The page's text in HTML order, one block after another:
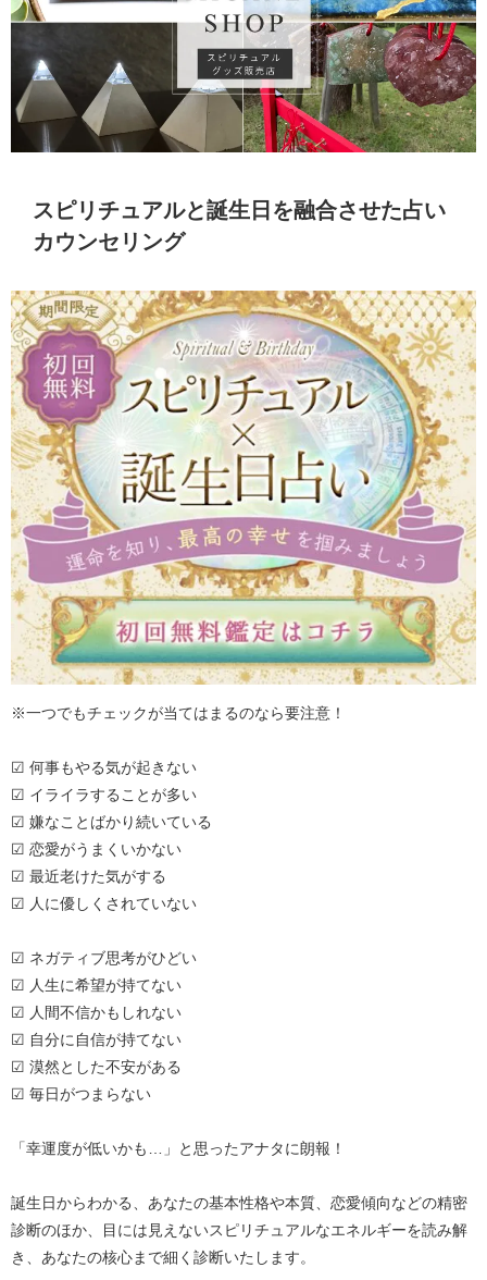
スピリチュアルと誕生日を融合させた占い
カウンセリング
※一つでもチェックが当てはまるのなら要注意！
☑ 何事もやる気が起きない
☑ イライラすることが多い
☑ 嫌なことばかり続いている
☑ 恋愛がうまくいかない
☑ 最近老けた気がする
☑ 人に優しくされていない
☑ ネガティブ思考がひどい
☑ 人生に希望が持てない
☑ 人間不信かもしれない
☑ 自分に自信が持てない
☑ 漠然とした不安がある
☑ 毎日がつまらない
「幸運度が低いかも…」と思ったアナタに朗報！
誕生日からわかる、あなたの基本性格や本質、恋愛傾向などの精密
診断のほか、目には見えないスピリチュアルなエネルギーを読み解
き、あなたの核心まで細く診断いたします。